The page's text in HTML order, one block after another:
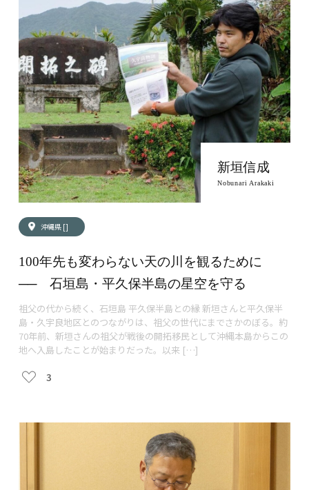
100年先も変わらない天の川を観るために
── 石垣島・平久保半島の星空を守る
祖父の代から続く、石垣島 平久保半島との縁 新垣さんと平久保半
島・久宇良地区とのつながりは、祖父の世代にまでさかのぼる。約
70年前、新垣さんの祖父が戦後の開拓移民として沖縄本島からこの
地へ入島したことが始まりだった。以来 […]
3
沖縄県 []
新垣信成
Nobunari Arakaki